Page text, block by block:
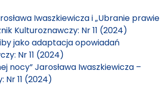
Iwaszkiewicza i „Ubranie prawie
Kulturoznawczy: Nr 11 (2024)
jako adaptacja opowiadań
Nr 11 (2024)
nocy” Jarosława Iwaszkiewicza –
Nr 11 (2024)